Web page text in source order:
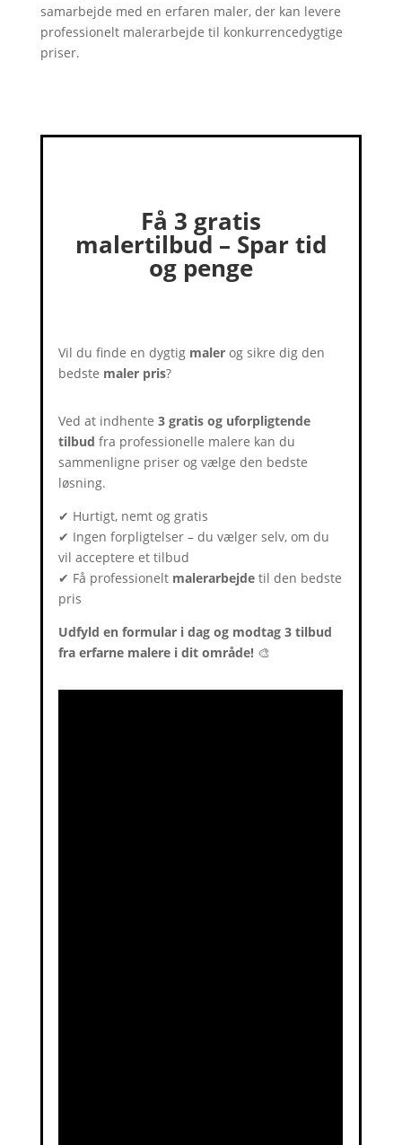
samarbejde med en erfaren maler, der kan levere
professionelt malerarbejde til konkurrencedygtige
priser.
Få 3 gratis
malertilbud – Spar tid
og penge
Vil du finde en dygtig maler og sikre dig den
bedste maler pris?
Ved at indhente3 gratis og uforpligtende
tilbud fra professionelle malere kan du
sammenligne priser og vælge den bedste
løsning.
✔ Hurtigt, nemt og gratis
✔ Ingen forpligtelser – du vælger selv, om du
vil acceptere et tilbud
✔ Få professionelt malerarbejde til den bedste
pris
Udfyld en formular i dag og modtag 3 tilbud
fra erfarne malere i dit område! 🎨